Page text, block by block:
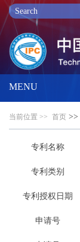
MENU
当前位置 >> 首页 >>
专利名称
专利类别
专利授权日期
申请号